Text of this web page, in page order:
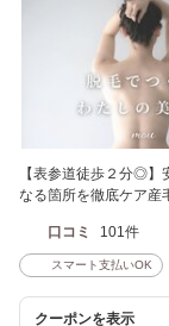
【表参道徒歩２分◎
なる箇所を徹底ケア産
口コミ 101件
スマート支払いOK
クーポンを表示